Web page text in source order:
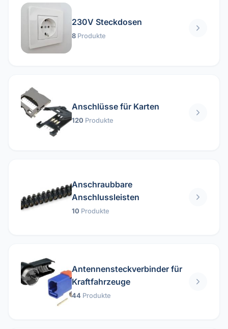
230V Steckdosen
8 Produkte
Anschlüsse für Karten
120 Produkte
Anschraubbare
Anschlussleisten
10 Produkte
Antennensteckverbinder für
Kraftfahrzeuge
44 Produkte